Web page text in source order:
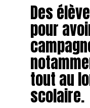
Des
pour
tout au
scolaire.